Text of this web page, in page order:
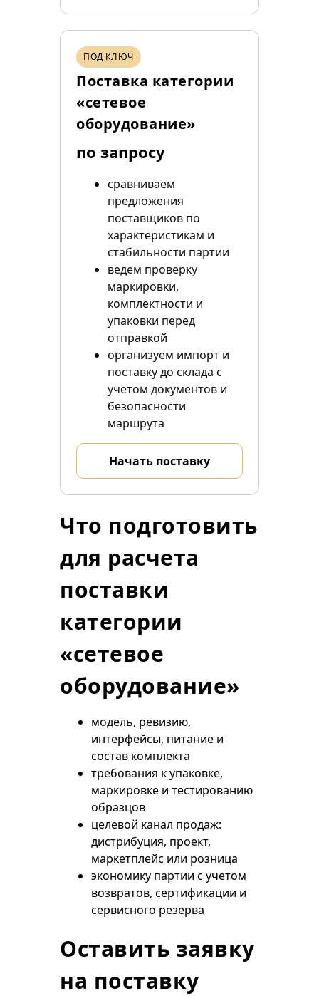
ПОД КЛЮЧ
Поставка категории
«сетевое
оборудование»
по запросу
сравниваем
предложения
поставщиков по
характеристикам и
стабильности партии
ведем проверку
маркировки,
комплектности и
упаковки перед
отправкой
организуем импорт и
поставку до склада с
учетом документов и
безопасности
маршрута
Начать поставку
Что подготовить
для расчета
поставки
категории
«сетевое
оборудование»
модель, ревизию,
интерфейсы, питание и
состав комплекта
требования к упаковке,
маркировке и тестированию
образцов
целевой канал продаж:
дистрибуция, проект,
маркетплейс или розница
экономику партии с учетом
возвратов, сертификации и
сервисного резерва
Оставить заявку
на поставку